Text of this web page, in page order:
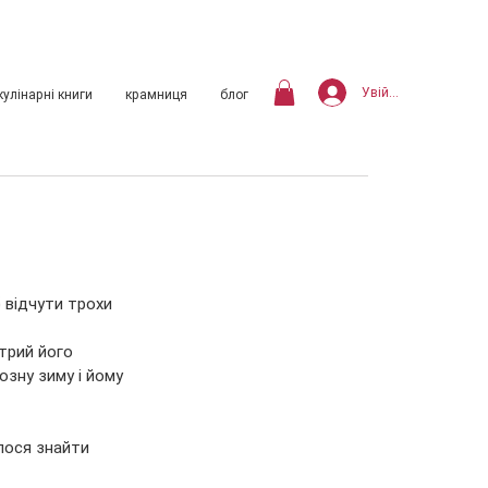
блог
крамниця
книги Увійти
трохи
його
зиму і йому
знайти